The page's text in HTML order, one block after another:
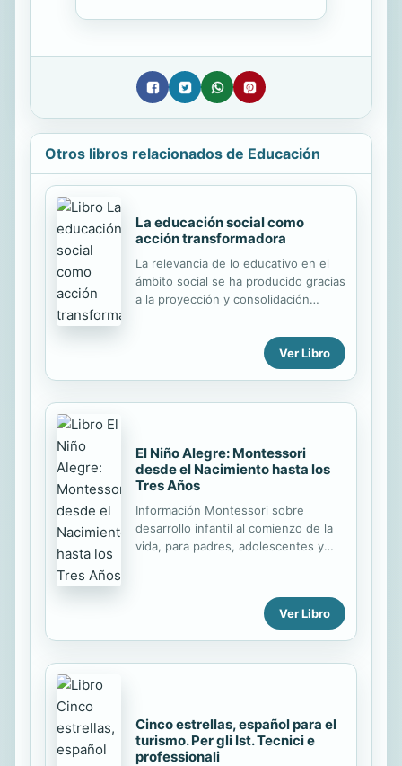
Otros libros relacionados de Educación
La educación social como
acción transformadora
La relevancia de lo educativo en el
ámbito social se ha producido gracias
a la proyección y consolidación
Los Educadores y Educadoras
Sociales trabajamos orientados por
un mandato social: capacitar a los
ejercicio pleno de sus derechos
como los Trabajadores y Trabajadoras
Sociales, Psicólogos y Psicólogas
reconocimiento de los derechos,
como Educadores y Educadoras
Sociales compartimos la misión social
Ver Libro
El Niño Alegre: Montessori
desde el Nacimiento hasta los
Tres Años
Información Montessori sobre
desarrollo infantil al comienzo de la
vida, para padres, adolescentes y
Ver Libro
Cinco estrellas, español para el
turismo. Per gli Ist. Tecnici e
professionali